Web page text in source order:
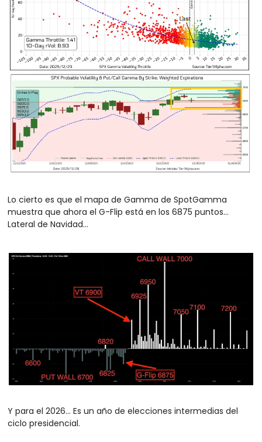
Lo cierto es que el mapa de Gamma de SpotGamma
muestra que ahora el G-Flip está en los 6875 puntos…
Lateral de Navidad…
Y para el 2026… Es un año de elecciones intermedias del
ciclo presidencial.